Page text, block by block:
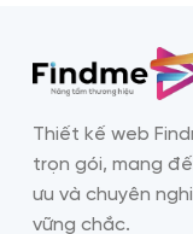
Thiết kế web
trọn gói, mang
ưu và chuyên
vững chắc.